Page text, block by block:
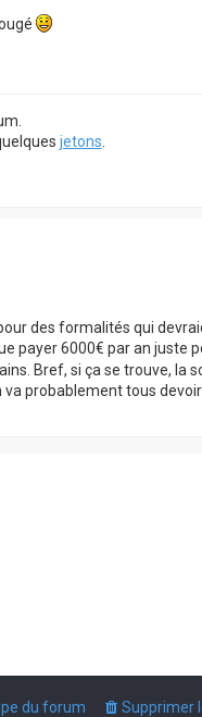
jetons
des formalités qui
payer 6000€ par an juste
Bref, si ça se trouve, la
probablement tous
Supprimer
du forum